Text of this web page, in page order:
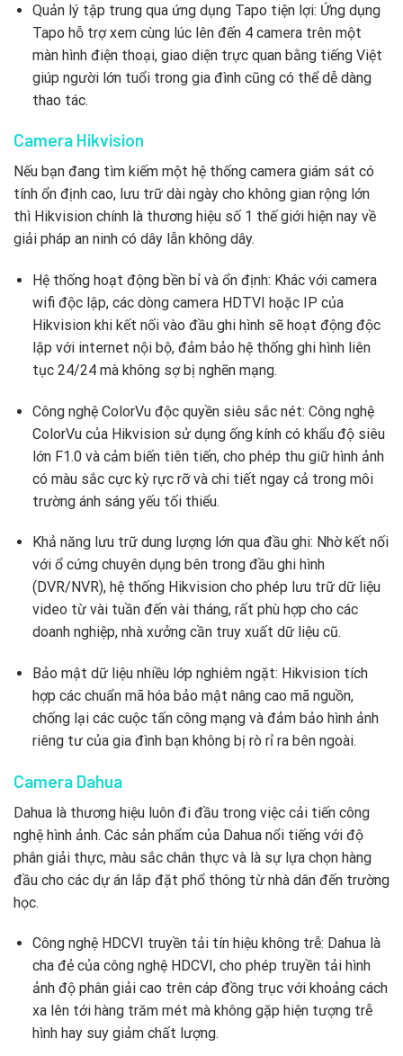
Quản lý tập trung qua ứng dụng Tapo tiện lợi: Ứng dụng
Tapo hỗ trợ xem cùng lúc lên đến 4 camera trên một
màn hình điện thoại, giao diện trực quan bằng tiếng Việt
giúp người lớn tuổi trong gia đình cũng có thể dễ dàng
thao tác.
Camera Hikvision
Nếu bạn đang tìm kiếm một hệ thống camera giám sát có
tính ổn định cao, lưu trữ dài ngày cho không gian rộng lớn
thì Hikvision chính là thương hiệu số 1 thế giới hiện nay về
giải pháp an ninh có dây lẫn không dây.
Hệ thống hoạt động bền bỉ và ổn định: Khác với camera
wifi độc lập, các dòng camera HDTVI hoặc IP của
Hikvision khi kết nối vào đầu ghi hình sẽ hoạt động độc
lập với internet nội bộ, đảm bảo hệ thống ghi hình liên
tục 24/24 mà không sợ bị nghẽn mạng.
Công nghệ ColorVu độc quyền siêu sắc nét: Công nghệ
ColorVu của Hikvision sử dụng ống kính có khẩu độ siêu
lớn F1.0 và cảm biến tiên tiến, cho phép thu giữ hình ảnh
có màu sắc cực kỳ rực rỡ và chi tiết ngay cả trong môi
trường ánh sáng yếu tối thiểu.
Khả năng lưu trữ dung lượng lớn qua đầu ghi: Nhờ kết nối
với ổ cứng chuyên dụng bên trong đầu ghi hình
(DVR/NVR), hệ thống Hikvision cho phép lưu trữ dữ liệu
video từ vài tuần đến vài tháng, rất phù hợp cho các
doanh nghiệp, nhà xưởng cần truy xuất dữ liệu cũ.
Bảo mật dữ liệu nhiều lớp nghiêm ngặt: Hikvision tích
hợp các chuẩn mã hóa bảo mật nâng cao mã nguồn,
chống lại các cuộc tấn công mạng và đảm bảo hình ảnh
riêng tư của gia đình bạn không bị rò rỉ ra bên ngoài.
Camera Dahua
Dahua là thương hiệu luôn đi đầu trong việc cải tiến công
nghệ hình ảnh. Các sản phẩm của Dahua nổi tiếng với độ
phân giải thực, màu sắc chân thực và là sự lựa chọn hàng
đầu cho các dự án lắp đặt phổ thông từ nhà dân đến trường
học.
Công nghệ HDCVI truyền tải tín hiệu không trễ: Dahua là
cha đẻ của công nghệ HDCVI, cho phép truyền tải hình
ảnh độ phân giải cao trên cáp đồng trục với khoảng cách
xa lên tới hàng trăm mét mà không gặp hiện tượng trễ
hình hay suy giảm chất lượng.